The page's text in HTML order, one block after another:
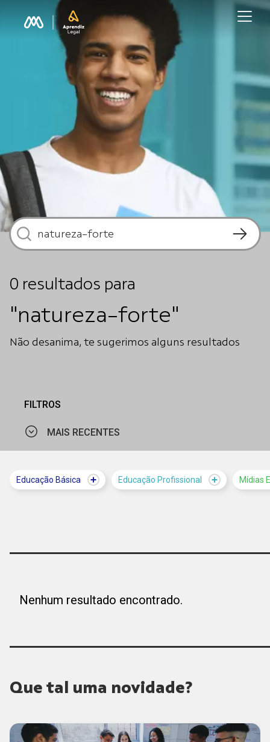
0 resultados para
"natureza-forte"
Não desanima, te sugerimos alguns resultados
FILTROS
MAIS RECENTES
Educação Básica Educação Profissional Mídias
Nenhum resultado encontrado.
Que tal uma novidade?